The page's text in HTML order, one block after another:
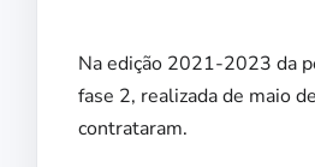
Na edição 2021-2023 da
fase 2, realizada de maio
contrataram.